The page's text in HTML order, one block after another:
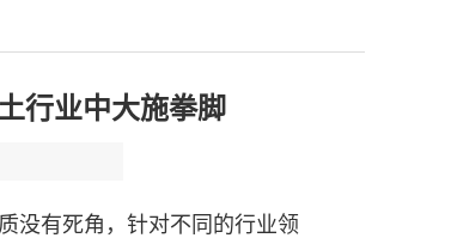
行业中大施拳脚
没有死角，针对不同的行业领